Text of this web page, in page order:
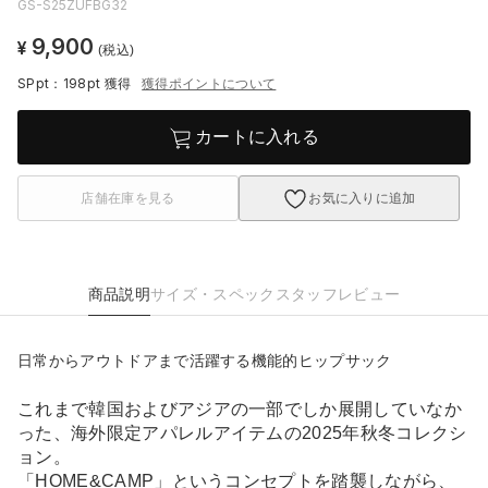
GS-S25ZUFBG32
¥ 9,900 (税込)
SPpt：198pt 獲得 獲得ポイントについて
カートに入れる
店舗在庫を見る お気に入りに追加
商品説明サイズ・スペック スタッフレビュー
日常からアウトドアまで活躍する機能的ヒップサック
これまで韓国およびアジアの一部でしか展開していなか
った、海外限定アパレルアイテムの2025年秋冬コレクシ
ョン。
「HOME&CAMP」というコンセプトを踏襲しながら、